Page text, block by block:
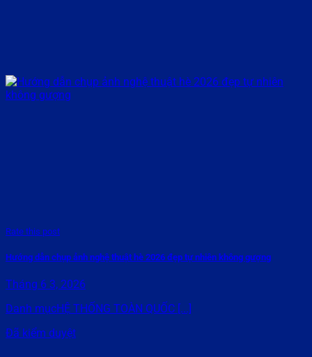
Rate this post
Hướng dẫn chụp ảnh nghệ thuật hè 2026 đẹp tự nhiên không gượng
Tháng 6 3, 2026
Danh mụcHỆ THỐNG TOÀN QUỐC [...]
Đã kiểm duyệt